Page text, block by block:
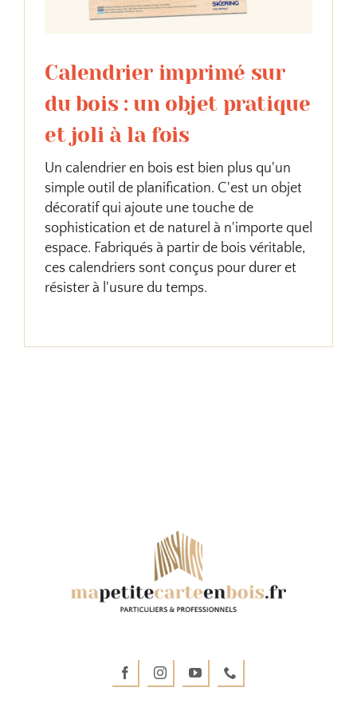
Calendrier imprimé sur
du bois : un objet pratique
et joli à la fois
Un calendrier en bois est bien plus qu'un
simple outil de planification. C'est un objet
décoratif qui ajoute une touche de
sophistication et de naturel à n'importe quel
espace. Fabriqués à partir de bois véritable,
ces calendriers sont conçus pour durer et
résister à l'usure du temps.